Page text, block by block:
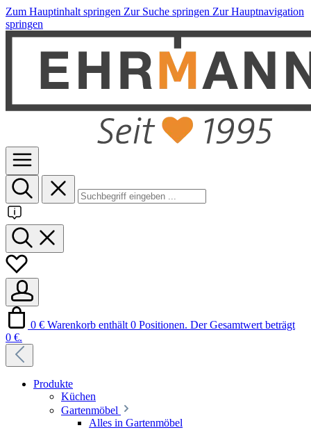
Zum Hauptinhalt springen Zur Suche springen Zur Hauptnavigation
springen
0 € Warenkorb enthält 0 Positionen. Der Gesamtwert beträgt
0 €.
Produkte
Küchen
Gartenmöbel
Alles in Gartenmöbel